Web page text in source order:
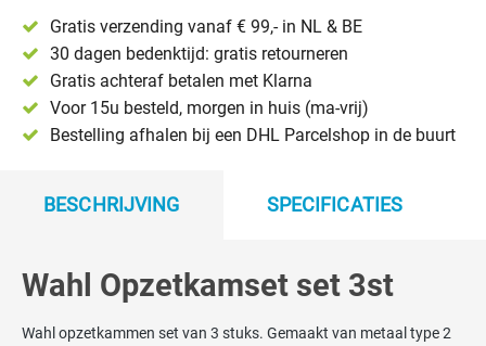
Gratis verzending vanaf € 99,- in NL & BE
30 dagen bedenktijd: gratis retourneren
Gratis achteraf betalen met Klarna
Voor 15u besteld, morgen in huis (ma-vrij)
Bestelling afhalen bij een DHL Parcelshop in de buurt
BESCHRIJVING SPECIFICATIES
Wahl Opzetkamset set 3st
Wahl opzetkammen set van 3 stuks. Gemaakt van metaal type 2